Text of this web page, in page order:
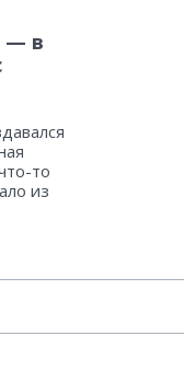
— в
то
из